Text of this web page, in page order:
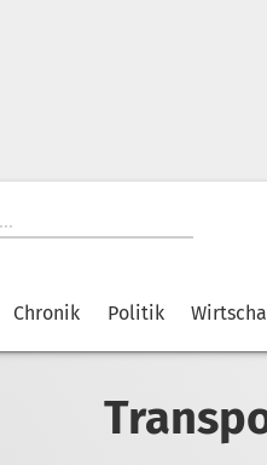
Chronik Politik